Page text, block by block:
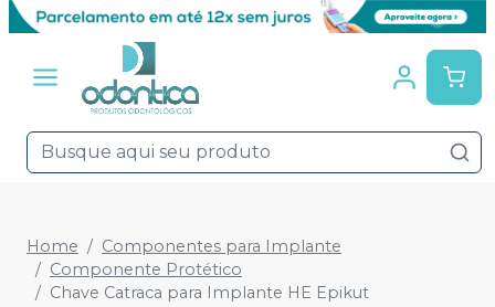
Home
Componentes para Implante
Componente Protético
Chave Catraca para Implante HE Epikut